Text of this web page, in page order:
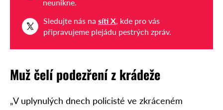
neunikne.
Sledujte nás na síti X, kde pro vás
připravujeme plejádu pestrých zpráv.
Muž čelí podezření z krádeže
„V uplynulých dnech policisté ve zkráceném